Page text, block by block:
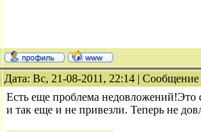
Дата: Вс, 21-08-2011, 22:14 | Сообщение
Есть еще проблема недовложений!Это
и так еще и не привезли. Теперь не